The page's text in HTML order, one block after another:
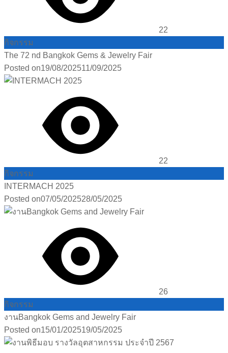
22
กิจกรรม
The 72 nd Bangkok Gems & Jewelry Fair
Posted on19/08/202511/09/2025
22
กิจกรรม
INTERMACH 2025
Posted on07/05/202528/05/2025
26
กิจกรรม
งานBangkok Gems and Jewelry Fair
Posted on15/01/202519/05/2025